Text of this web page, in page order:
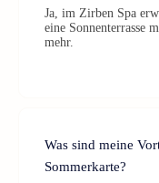
Ja, im Zirben Spa
eine Sonnenterrasse
mehr.
Was sind meine
Sommerkarte?